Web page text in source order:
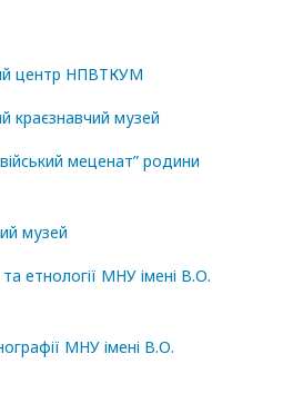
центр НПВТКУМ
краєзнавчий музей
меценат” родини
музей
етнології МНУ імені В.О.
МНУ імені В.О.